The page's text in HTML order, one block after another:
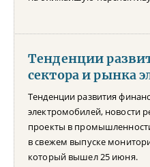
Тенденции
сектора и рынка
Тенденции развития
электромобилей, новости
проекты в
в свежем выпуске
который вышел 25 июня.